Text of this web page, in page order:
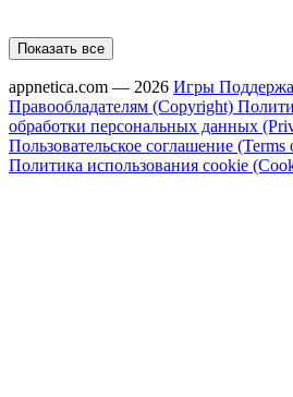
Показать все
appnetica.com — 2026 Игры
Правообладателям (Copyright)
обработки персональных данных
Пользовательское соглашение (Terms
Политика использования cookie